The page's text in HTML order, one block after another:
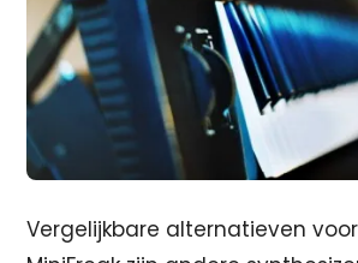
Vergelijkbare alternatieven